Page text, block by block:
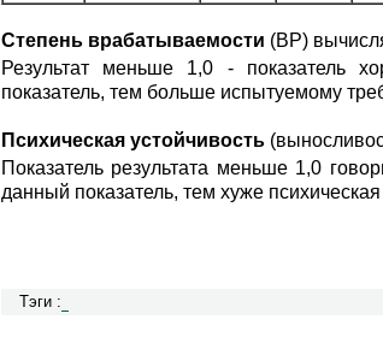
Степень врабатываемости (ВР)
Результат меньше 1,0 - показатель
показатель, тем больше испытуемому
Психическая устойчивость
Показатель результата меньше 1,0
данный показатель, тем хуже
Тэги :